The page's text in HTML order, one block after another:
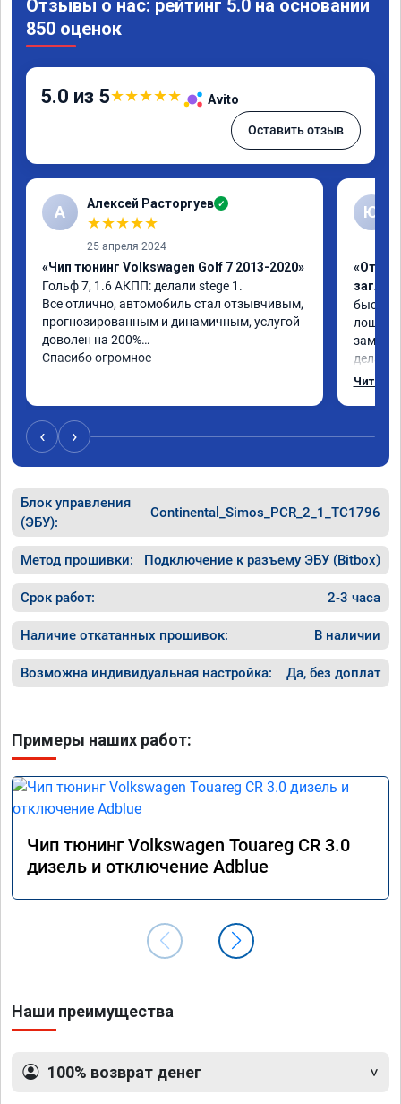
Отзывы о нас: рейтинг 5.0 на основании
850 оценок
5.0 из 5★★★★★ Avito
Оставить отзыв
А Алексей Расторгуев ✓
★★★★★
25 апреля 2024
«Чип тюнинг Volkswagen Golf 7 2013-2020»
Гольф 7, 1.6 АКПП: делали stege 1.
Все отлично, автомобиль стал отзывчивым,
прогнозированным и динамичным, услугой
доволен на 200%
Спасибо огромное
Ю
быстро
может
Читать
‹ ›
Блок управления
(ЭБУ):
Continental_Simos_PCR_2_1_TC1796
Метод прошивки: Подключение к разъему ЭБУ (Bitbox)
Срок работ: 2-3 часа
Наличие откатанных прошивок: В наличии
Возможна индивидуальная настройка: Да, без доплат
Примеры наших работ:
Чип тюнинг Volkswagen Touareg CR 3.0
дизель и отключение Adblue
Наши преимущества
100% возврат денег